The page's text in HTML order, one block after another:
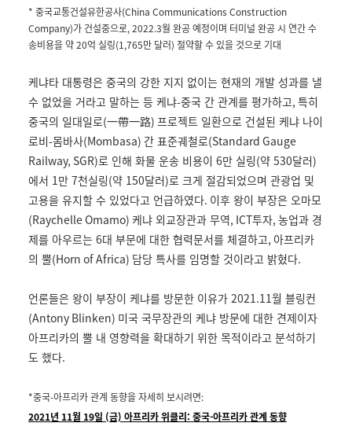
* 중국교통건설유한공사(China Communications Construction
Company)가 건설중으로, 2022.3월 완공 예정이며 터미널 완공 시 연간 수
송비용을 약20억 실링(1,765만 달러) 절약할 수 있을 것으로 기대
케냐타 대통령은 중국의 강한 지지 없이는 현재의 개발 성과를 낼
수 없었을 거라고 말하는 등 케냐-중국 간 관계를 평가하고, 특히
중국의 일대일로(一帶一路) 프로젝트 일환으로 건설된 케냐 나이
로비-몸바사(Mombasa) 간 표준궤철로(Standard Gauge
Railway, SGR)로 인해 화물 운송 비용이 6만 실링(약 530달러)
에서 1 만 7천실링(약 150달러)로 크게 절감되었으며 관광업 및
고용을 유지할 수 있었다고 언급하였다. 이후 왕이 부장은 오마모
(Raychelle Omamo) 케냐 외교장관과 무역, ICT투자, 농업과 경
제를 아우르는 6대 부문에 대한 협력문서를 체결하고, 아프리카
의 뿔(Horn of Africa) 담당 특사를 임명할 것이라고 밝혔다.
언론들은 왕이 부장이 케냐를 방문한 이유가 2021.11월 블링컨
(Antony Blinken) 미국 국무장관의 케냐 방문에 대한 견제이자
아프리카의 뿔 내 영향력을 확대하기 위한 목적이라고 분석하기
도 했다.
*중국-아프리카 관계 동향을 자세히 보시려면:
2021년 11월 19일 (금) 아프리카 위클리: 중국-아프리카 관계 동향